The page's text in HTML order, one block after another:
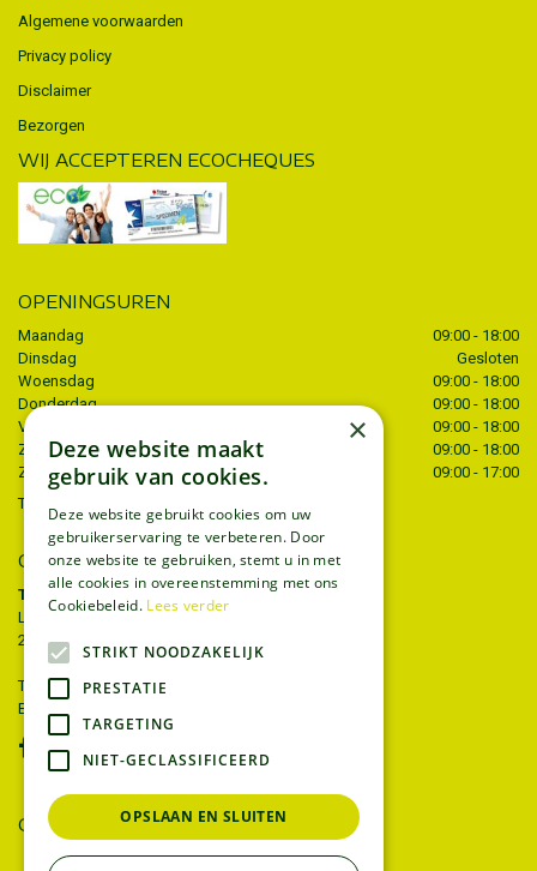
Algemene voorwaarden
Privacy policy
Disclaimer
Bezorgen
WIJ ACCEPTEREN ECOCHEQUES
OPENINGSUREN
Maandag
09:00 - 18:00
Dinsdag
Gesloten
Woensdag
09:00 - 18:00
Donderdag
09:00 - 18:00
Vrijdag
09:00 - 18:00
Zaterdag
09:00 - 18:00
Zondag
09:00 - 17:00
Toon alle openingstijden
CONTACT
Tuincentrum Thiels
Liersesteenweg 68
2221 Heist-op-den-berg
T.
015 22 27 52
E.
GEEF UW MENING
×
Deze website maakt
gebruik van cookies.
Deze website gebruikt cookies om uw
gebruikerservaring te verbeteren. Door
onze website te gebruiken, stemt u in met
alle cookies in overeenstemming met ons
Cookiebeleid. Lees verder
STRIKT NOODZAKELIJK
PRESTATIE
TARGETING
NIET-GECLASSIFICEERD
OPSLAAN EN SLUITEN